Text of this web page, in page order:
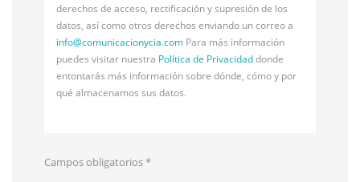
derechos de acceso, rectificación y supresión de los
datos, así como otros derechos enviando un correo a
info@comunicacionycia.com Para más información
puedes visitar nuestra Política de Privacidaddonde
entontarás más información sobre dónde, cómo y por
qué almacenamos sus datos.
Campos obligatorios*